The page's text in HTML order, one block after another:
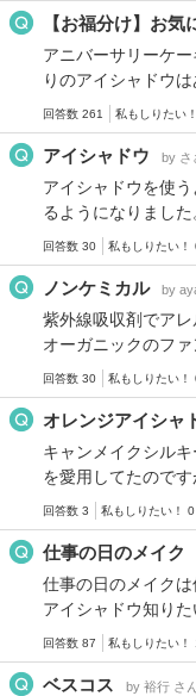
【お福分け】お
アニバーサリーケ
りのアイシャドウ
回答数 261 私もしりたい
アイシャドウ by さ
アイシャドウを使
るようになりました
回答数 30 私もしりたい！
ノンケミカル by
紫外線吸収剤でア
オーガニックのフ
回答数 30 私もしりたい！
オレンジアイシャ
キャンメイクシル
を愛用してたので
回答数 3 私もしりたい！ 0
仕事の日のメイク
仕事の日のメイク
アイシャドウ知りた
回答数 87 私もしりたい！
ベスコス by 裕行 さ